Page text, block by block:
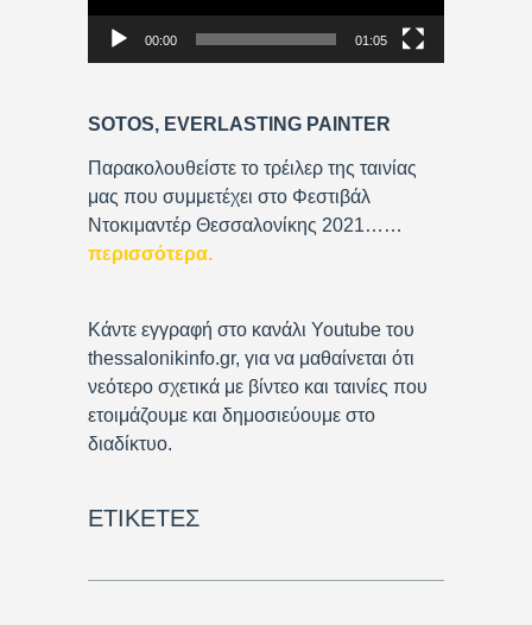
P
e
r
00:00 01:05
SOTOS, EVERLASTING PAINTER
Παρακολουθείστε το τρέιλερ της ταινίας
μας που συμμετέχει στο Φεστιβάλ
Ντοκιμαντέρ Θεσσαλονίκης 2021……
περισσότερα.
Κάντε εγγραφή στο κανάλι Youtube του
thessalonikinfo.gr, για να μαθαίνεται ότι
νεότερο σχετικά με βίντεο και ταινίες που
ετοιμάζουμε και δημοσιεύουμε στο
διαδίκτυο.
ΕΤΙΚΈΤΕΣ